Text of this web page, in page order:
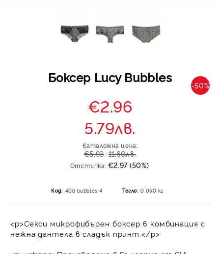
Боксер Lucy Bubbles
-50%
€2.96
5.79лв.
Каталожна цена:
€5.93 11.60лв.
Отстъпка: €2.97 (50%)
Код: 406 bubbles-4 Тегло: 0.050 кг
<p>Секси микрофибърен боксер в комбинация с
нежна дантела в сладък принт.</p>